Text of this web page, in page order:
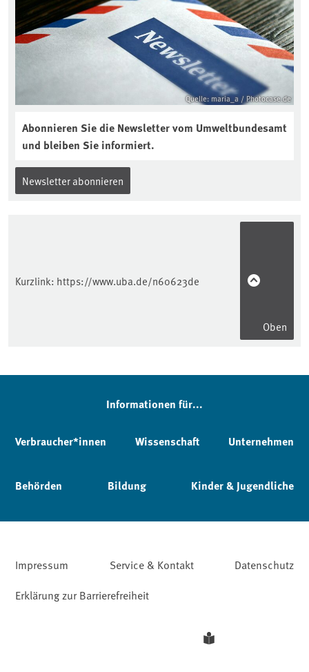
Quelle: maria_a / Photocase.de
Abonnieren Sie die Newsletter vom Umweltbundesamt
und bleiben Sie informiert.
Newsletter abonnieren
Kurzlink: https://www.uba.de/n60623de
Oben
Informationen für...
Verbraucher*innen Wissenschaft Unternehmen
Behörden Bildung Kinder & Jugendliche
Impressum Service & Kontakt
Datenschutz
Erklärung zur Barrierefreiheit